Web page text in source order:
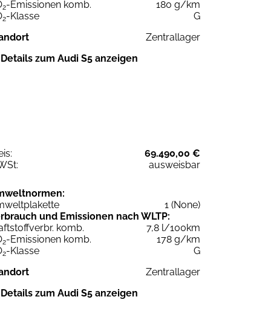
2-Emissionen komb.
180 g/km
2-Klasse
G
Zentrallager
zum Audi S5 anzeigen
69.490,00 €
ausweisbar
1 (None)
und Emissionen nach WLTP:
komb.
7,8 l/100km
2-Emissionen komb.
178 g/km
2-Klasse
G
Zentrallager
zum Audi S5 anzeigen